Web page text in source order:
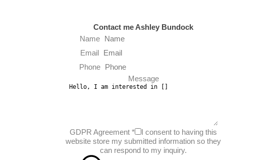
Contact me Ashley Bundock
Name
Email
Phone
Message
GDPR Agreement*
I consent to having this
website store my submitted information so they
can respond to my inquiry.